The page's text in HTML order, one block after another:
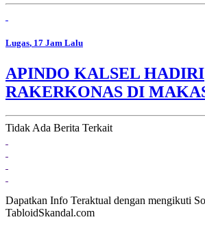
Lugas, 17 Jam Lalu
APINDO KALSEL HADIRI
RAKERKONAS DI
Tidak Ada Berita Terkait
Dapatkan Info Teraktual dengan mengikuti
TabloidSkandal.com